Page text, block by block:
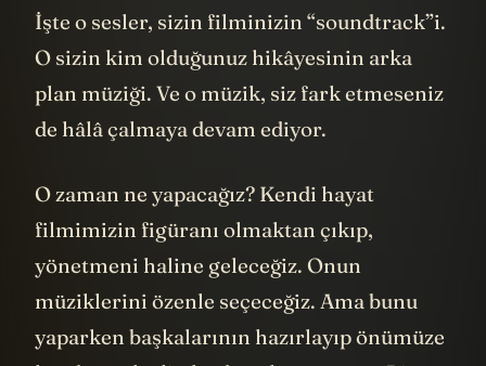
İşte o sesler, sizin filminizin “soundtrack”i.
O sizin kim olduğunuz hikâyesinin arka
plan müziği. Ve o müzik, siz fark etmeseniz
de hâlâ çalmaya devam ediyor.
O zaman ne yapacağız? Kendi hayat
filmimizin figüranı olmaktan çıkıp,
yönetmeni haline geleceğiz. Onun
müziklerini özenle seçeceğiz. Ama bunu
yaparken başkalarının hazırlayıp önümüze